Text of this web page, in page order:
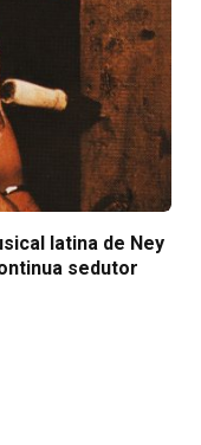
latina de Ney
sedutor